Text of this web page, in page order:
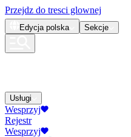
Przejdz do tresci glownej
Edycja polska Sekcje
Usługi
Wesprzyj
Rejestr
Wesprzyj